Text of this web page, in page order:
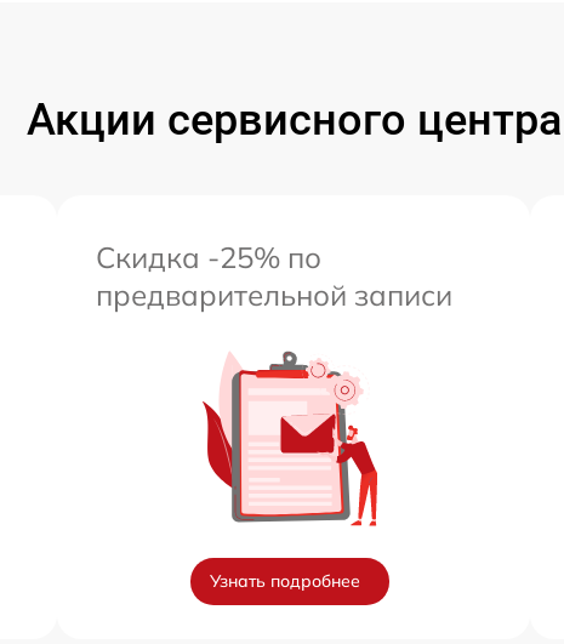
Акции сервисного центра
Скидка -25% по
предварительной записи
Узнать подробнее